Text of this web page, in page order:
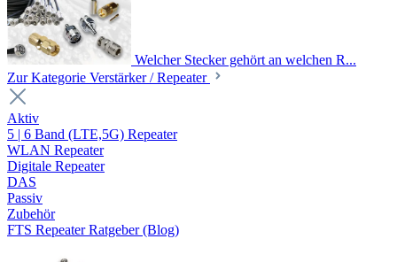
Welcher Stecker gehört an welchen R...
Zur Kategorie Verstärker / Repeater
Aktiv
5 | 6 Band (LTE,5G) Repeater
WLAN Repeater
Digitale Repeater
DAS
Passiv
Zubehör
FTS Repeater Ratgeber (Blog)